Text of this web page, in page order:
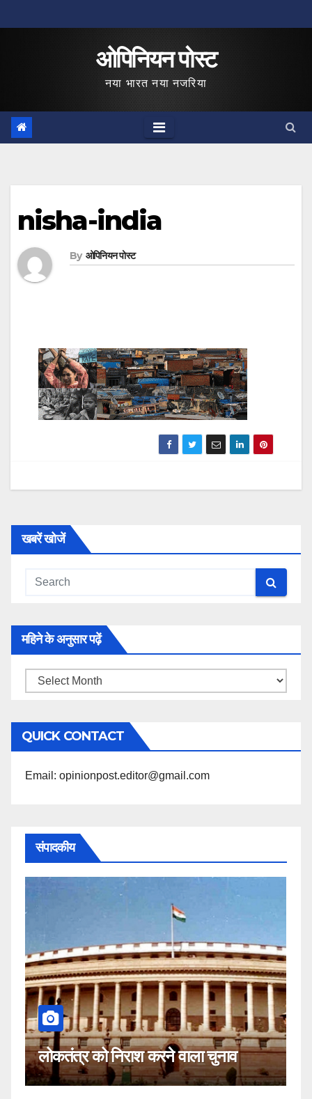
to
ओपिनियन पोस्ट
नया भारत नया नजरिया
nisha-india
By ओपिनियन पोस्ट
खबरें खोजें
महिने के अनुसार पढ़ें
महिने
अनुसार
पढ़ें
QUICK CONTACT
Email: opinionpost.editor@gmail.com
संपादकीय
लोकतंत्र को निराश करने वाला चुनाव